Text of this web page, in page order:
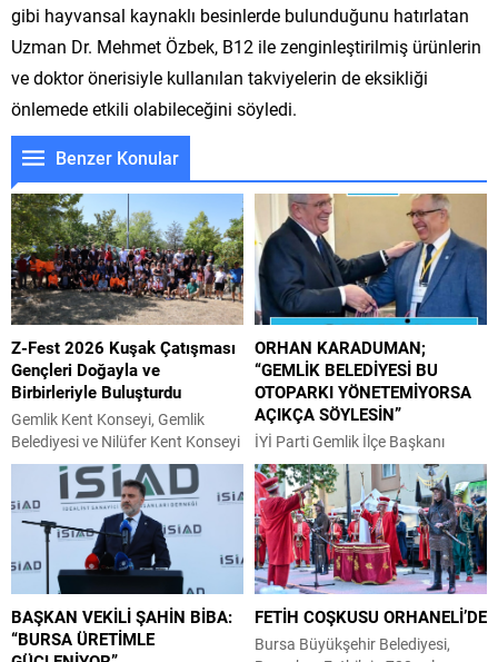
gibi hayvansal kaynaklı besinlerde bulunduğunu hatırlatan
Uzman Dr. Mehmet Özbek, B12 ile zenginleştirilmiş ürünlerin
ve doktor önerisiyle kullanılan takviyelerin de eksikliği
önlemede etkili olabileceğini söyledi.
Benzer Konular
Z-Fest 2026 Kuşak Çatışması
Gençleri Doğayla ve
Birbirleriyle Buluşturdu
Gemlik Kent Konseyi, Gemlik
Belediyesi ve Nilüfer Kent Konseyi
iş birliğiyle düzenlenen Z-Fest
2026 Kuşak Çatışması, Umurbey
Poligon Alanı’nda gençlerin yoğun
katılımıyla gerçekleştirildi. Gemlik
Kent Konseyi Gençlik Meclisi ile
Nilüfer Kent Konseyi Gençlik
Meclisi’nin ortaklaşa organize
ettiği etkinlik, hafta sonu boyunca
gençlere unutulmaz anlar yaşattı.
ORHAN KARADUMAN;
“GEMLİK BELEDİYESİ BU
OTOPARKI YÖNETEMİYORSA
AÇIKÇA SÖYLESİN”
İYİ Parti Gemlik İlçe Başkanı
Orhan Karaduman, Sahil Cami
önündeki otoparkta yaşanan
sorunları bir kez daha gündeme
getirdi. Gemlik Kaymakamlığının
sorunu kontrol altına aldığını
açıklamasına rağmen, ilerleme
kaydedilmediğini öne süren Orhan
Karaduman, sorunun daha da
artarak büyüdüğünü iddia etti. İYİ
BAŞKAN VEKİLİ ŞAHİN BİBA:
“BURSA ÜRETİMLE
FETİH COŞKUSU ORHANELİ’DE
Bursa Büyükşehir Belediyesi,